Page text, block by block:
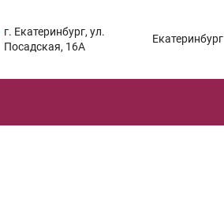
Екатеринбург
г. Екатеринбург, ул.
Посадская, 16А